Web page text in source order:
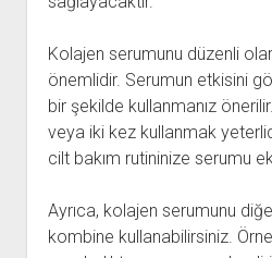
Kolajen serumunu düzenli
önemlidir. Serumun etkisini
bir şekilde kullanmanız
veya iki kez kullanmak
cilt bakım rutininize serumu
Ayrıca, kolajen serumunu
kombine kullanabilirsiniz.